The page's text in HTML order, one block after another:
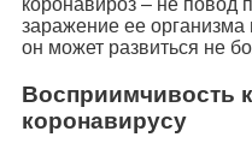
коронавироз – не повод
заражение ее
он может развиться не
Восприимчивость
коронавирусу